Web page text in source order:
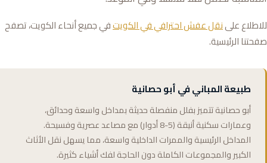
للاطلاع علىنقل عفش احترافي في الكويتفي جميع أنحاء الكويت، تصفح
صفحتنا الرئيسية.
طبيعة المباني في أبو حصانية
أبو حصانية تتميز بفلل منفصلة حديثة بمداخل واسعة وحدائق،
وعمارات سكنية أنيقة (5-8 أدوار) مع مصاعد عصرية وفسيحة.
المداخل الرئيسية والممرات الداخلية واسعة، مما يسهل نقل الأثاث
الكبير والمجموعات الكاملة دون الحاجة لفك أشياء كثيرة.